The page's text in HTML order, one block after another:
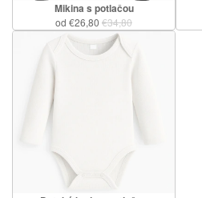
Mikina s potlačou
od €26,80 €34,80